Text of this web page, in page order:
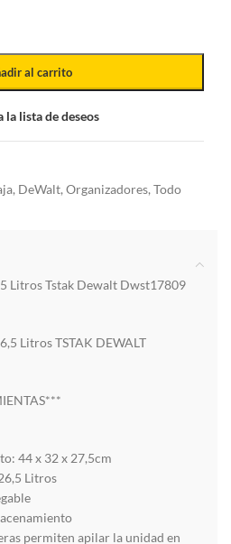
al carrito
la lista de deseos
, DeWalt, Organizadores, Todo
Litros Tstak Dewalt Dwst17809
Litros TSTAK DEWALT
44 x 32 x 27,5cm
Litros
permiten apilar la unidad en